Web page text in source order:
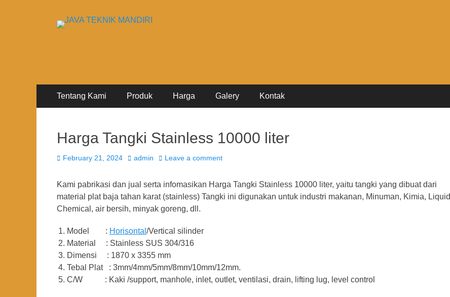
Primary
Menu
Tentang Kami Produk Harga Galery Kontak
Harga Tangki Stainless 10000 liter
Posted
February 21, 2024 Author
admin Leave a comment
Kami pabrikasi dan jual serta infomasikan Harga Tangki Stainless 10000 liter, yaitu tangki yang dibuat dari
material plat baja tahan karat (stainless) Tangki ini digunakan untuk industri makanan, Minuman, Kimia, Liquid
Chemical, air bersih, minyak goreng, dll.
Model : Horisontal /Vertical silinder
Material : Stainless SUS 304/316
Dimensi : 1870 x 3355 mm
Tebal Plat : 3mm/4mm/5mm/8mm/10mm/12mm.
C/W : Kaki /support, manhole, inlet, outlet, ventilasi, drain, lifting lug, level control